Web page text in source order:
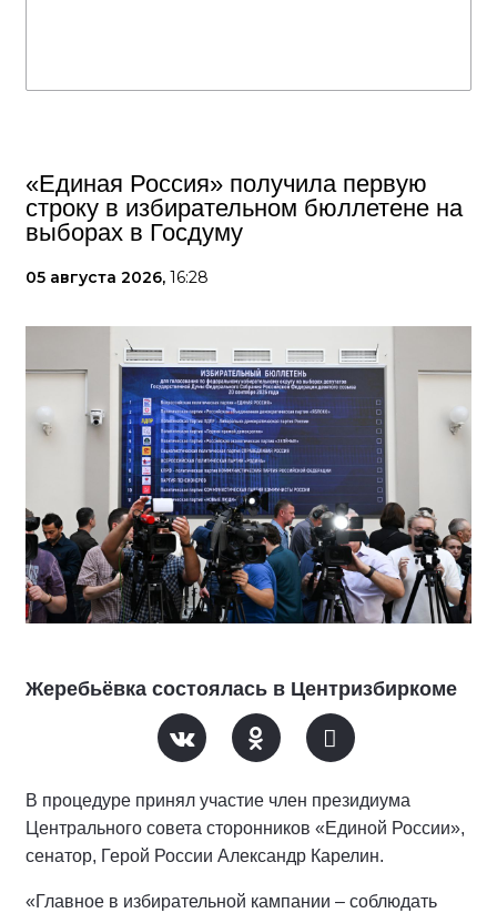
«Единая Россия» получила первую
строку в избирательном бюллетене на
выборах в Госдуму
05 августа 2026, 16:28
Жеребьёвка состоялась в Центризбиркоме
В процедуре принял участие член президиума
Центрального совета сторонников «Единой России»,
сенатор, Герой России Александр Карелин.
«Главное в избирательной кампании – соблюдать